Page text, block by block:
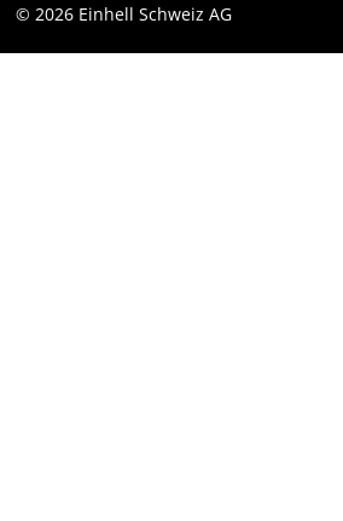
Marque
© 2026 Einhell Schweiz AG